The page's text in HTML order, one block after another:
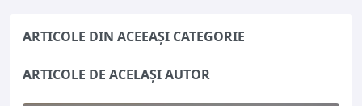
ARTICOLE DIN ACEEAȘI CATEGORIE
ARTICOLE DE ACELAȘI AUTOR